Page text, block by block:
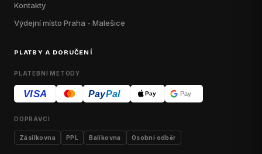
Kontakty
Výdejní místo Praha - Malešice
PLATBY A DORUČENÍ
PLATEBNÍ METODY
VISA PayPal Pay Pay
DOPRAVCI
Zásilkovna PPL Balíkovna Osobní odběr